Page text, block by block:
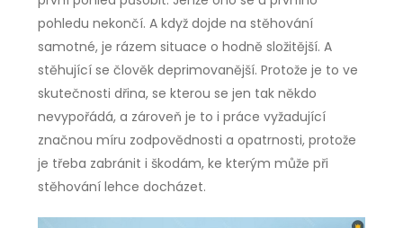
pohledu nekončí. A když dojde na stěhování
samotné, je rázem situace o hodně složitější. A
stěhující se člověk deprimovanější. Protože je to ve
skutečnosti dřina, se kterou se jen tak někdo
nevypořádá, a zároveň je to i práce vyžadující
značnou míru zodpovědnosti a opatrnosti, protože
je třeba zabránit i škodám, ke kterým může při
stěhování lehce docházet.